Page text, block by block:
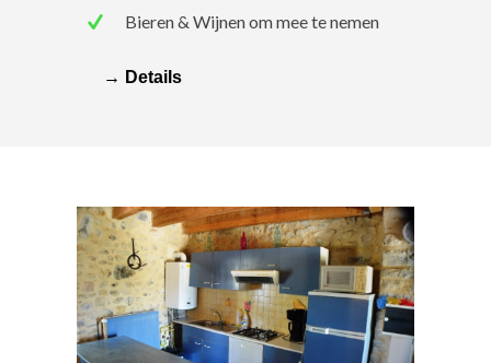
Bieren & Wijnen om mee te nemen
→ Details